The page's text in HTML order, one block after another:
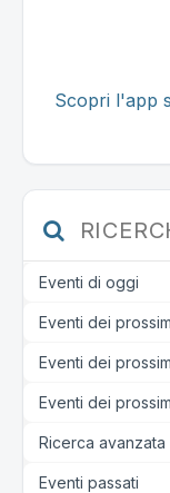
Scopri l'app
Eventi di oggi
Eventi dei
Eventi dei
Eventi dei
Ricerca avanzata
Eventi passati